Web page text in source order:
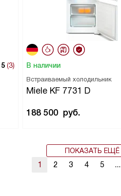
5 (3)
Встраиваемый холодильник
Miele KF 7731 D
В наличии
188 500 руб.
ПОКАЗАТЬ ЕЩЁ
1 2 3 4 5 ...